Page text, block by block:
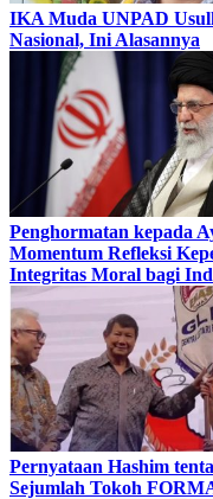
IKA Muda UNPAD
Nasional, Ini Alasannya
Penghormatan kepada
Momentum Refleksi
Integritas Moral bagi
Pernyataan Hashim
Sejumlah Tokoh